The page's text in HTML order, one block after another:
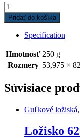
Ložisko
NP
925485
312842
53,97x82x15
Pridať do košíka
Specification
Hmotnosť 250 g
Rozmery 53,975 ×
Súvisiace
Guľkové ložiská,
Ložisko